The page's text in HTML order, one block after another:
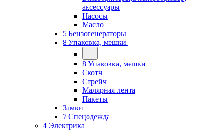
аксессуары
Насосы
Масло
5 Бензогенераторы
8 Упаковка, мешки
8 Упаковка, мешки
Скотч
Стрейч
Малярная лента
Пакеты
Замки
7 Спецодежда
4 Электрика